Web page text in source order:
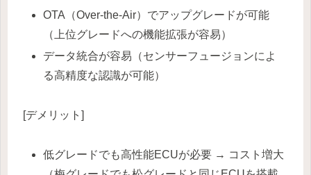
OTA（Over-the-Air）でアップグレードが可能
（上位グレードへの機能拡張が容易）
データ統合が容易（センサーフュージョンによ
る高精度な認識が可能）
[デメリット]
低グレードでも高性能ECUが必要 → コスト増大